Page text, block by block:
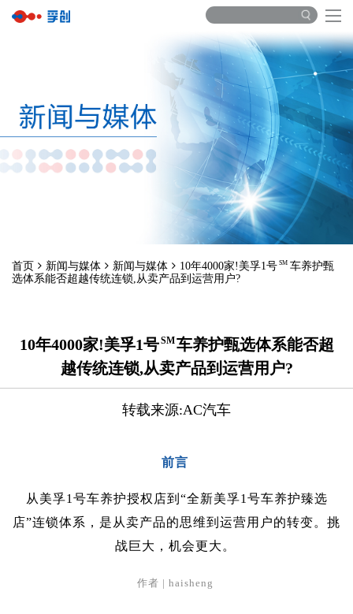
首页 新闻与媒体 新闻与媒体 10年4000家!美孚1号 SM 车养护甄
选体系能否超越传统连锁,从卖产品到运营用户?
10年4000家!美孚1号SM 车养护甄选体系能否超
越传统连锁,从卖产品到运营用户?
转载来源:AC汽车
前言
从美孚1号车养护授权店到“全新美孚1号车养护臻选
店”连锁体系，是从卖产品的思维到运营用户的转变。挑
战巨大，机会更大。
作者 | haisheng